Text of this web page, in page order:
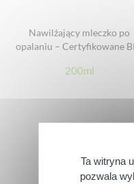
Nawilżający mleczko po
opalaniu – Certyfikowane
200ml
Ta witryna
pozwala